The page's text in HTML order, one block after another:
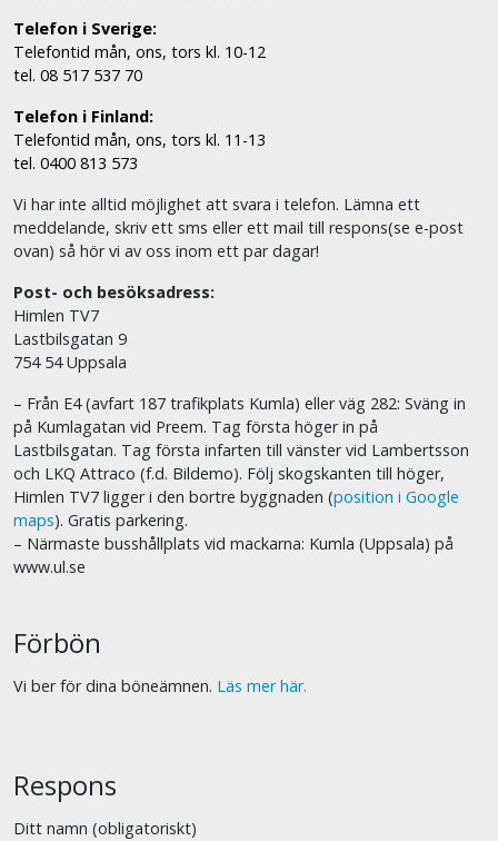
Telefon i Sverige:
Telefontid mån, ons, tors kl. 10-12
tel. 08 517 537 70
Telefon i Finland:
Telefontid mån, ons, tors kl. 11-13
tel. 0400 813 573
Vi har inte alltid möjlighet att svara i telefon. Lämna ett
meddelande, skriv ett sms eller ett mail till respons(se e-post
ovan) så hör vi av oss inom ett par dagar!
Post- och besöksadress:
Himlen TV7
Lastbilsgatan 9
754 54 Uppsala
– Från E4 (avfart 187 trafikplats Kumla) eller väg 282: Sväng in
på Kumlagatan vid Preem. Tag första höger in på
Lastbilsgatan. Tag första infarten till vänster vid Lambertsson
och LKQ Attraco (f.d. Bildemo). Följ skogskanten till höger,
Himlen TV7 ligger i den bortre byggnaden (position i Google
maps). Gratis parkering.
– Närmaste busshållplats vid mackarna: Kumla (Uppsala) på
www.ul.se
Förbön
Vi ber för dina böneämnen. Läs mer här.
Respons
Ditt namn (obligatoriskt)